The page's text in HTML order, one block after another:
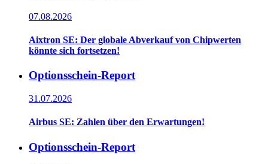
07.08.2026
Aixtron SE: Der globale Abverkauf von Chipwerten
könnte sich fortsetzen!
Optionsschein-Report
31.07.2026
Airbus SE: Zahlen über den Erwartungen!
Optionsschein-Report